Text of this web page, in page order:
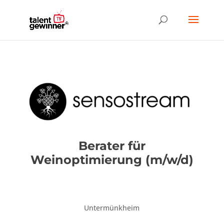
Berater für
Weinoptimierung (m/w/d)
Untermünkheim